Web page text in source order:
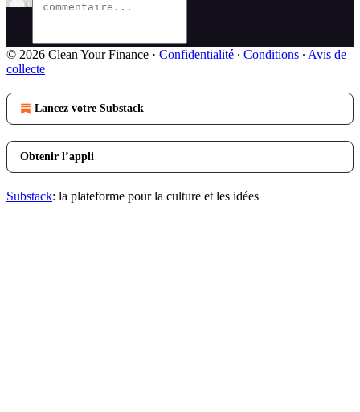
© 2026 Clean Your Finance · Confidentialité ∙ Conditions ∙ Avis de
collecte
Lancez votre Substack
Obtenir l’appli
Substack: la plateforme pour la culture et les idées